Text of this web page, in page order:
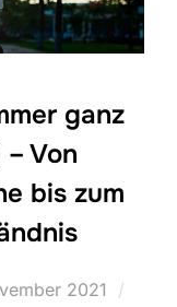
ganz
– Von
bis zum
2021